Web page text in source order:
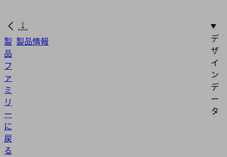
製
品
フ
ァ
ミ
リ
ー
に
戻
る
製品情報
デ
ザ
イ
ン
デ
ー
タ